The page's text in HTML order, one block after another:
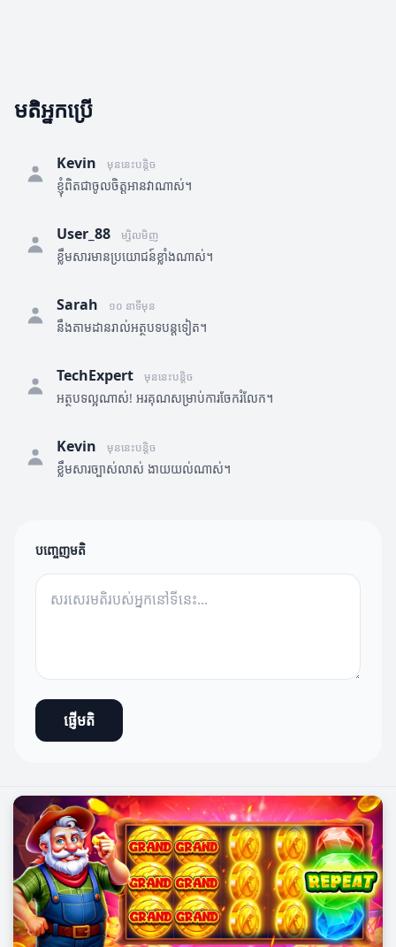
មតិអ្នកប្រើ
Kevin មុននេះបន្តិច
ខ្ញុំពិតជាចូលចិត្តអានវាណាស់។
User_88 ម្សិលមិញ
ខ្លឹមសារមានប្រយោជន៍ខ្លាំងណាស់។
Sarah ១០ នាទីមុន
នឹងតាមដានរាល់អត្ថបទបន្តទៀត។
TechExpert មុននេះបន្តិច
អត្ថបទល្អណាស់! អរគុណសម្រាប់ការចែករំលែក។
Kevin មុននេះបន្តិច
ខ្លឹមសារច្បាស់លាស់ ងាយយល់ណាស់។
បញ្ចេញមតិ
ផ្ញើមតិ